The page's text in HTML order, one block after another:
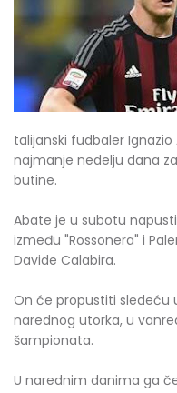
talijanski fudbaler
najmanje nedelju dana
butine.
Abate je u subotu
između "Rossonera" i
Davide Calabira.
On će propustiti sledeću
narednog utorka, u
šampionata.
U narednim danima ga